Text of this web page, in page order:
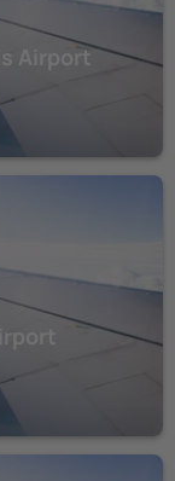
Airport